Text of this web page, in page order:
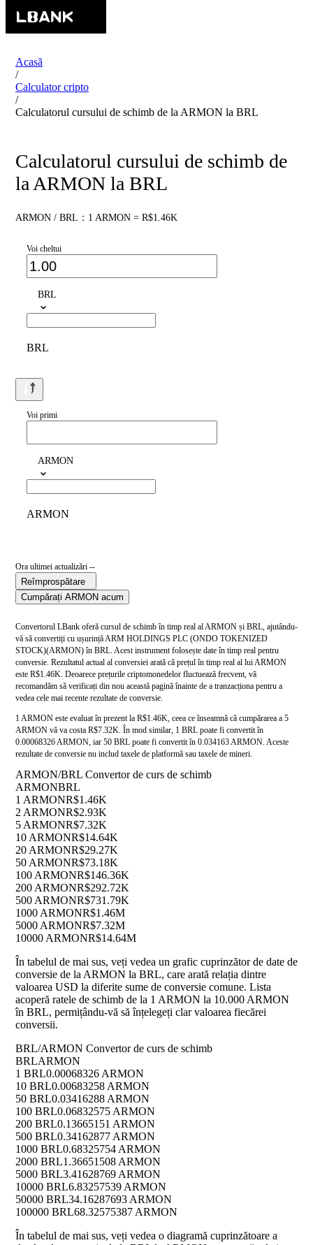
Acasă
/
Calculator cripto
/
Calculatorul cursului de schimb de la ARMON la BRL
Calculatorul cursului de schimb de
la ARMON la BRL
ARMON / BRL：1 ARMON = R$1.46K
Voi cheltui
BRL
BRL
Voi primi
ARMON
ARMON
Ora ultimei actualizări --
Reîmprospătare
Cumpărați ARMON acum
Convertorul LBank oferă cursul de schimb în timp real al ARMON și BRL, ajutându-
vă să convertiți cu ușurință ARM HOLDINGS PLC (ONDO TOKENIZED
STOCK)(ARMON) în BRL. Acest instrument folosește date în timp real pentru
conversie. Rezultatul actual al conversiei arată că prețul în timp real al lui ARMON
este R$1.46K. Deoarece prețurile criptomonedelor fluctuează frecvent, vă
recomandăm să verificați din nou această pagină înainte de a tranzacționa pentru a
vedea cele mai recente rezultate de conversie.
1 ARMON este evaluat în prezent la R$1.46K, ceea ce înseamnă că cumpărarea a 5
ARMON vă va costa R$7.32K. În mod similar, 1 BRL poate fi convertit în
0.00068326 ARMON, iar 50 BRL poate fi convertit în 0.034163 ARMON. Aceste
rezultate de conversie nu includ taxele de platformă sau taxele de mineri.
ARMON/BRL Convertor de curs de schimb
ARMONBRL
1 ARMONR$1.46K
2 ARMONR$2.93K
5 ARMONR$7.32K
10 ARMONR$14.64K
20 ARMONR$29.27K
50 ARMONR$73.18K
100 ARMONR$146.36K
200 ARMONR$292.72K
500 ARMONR$731.79K
1000 ARMONR$1.46M
5000 ARMONR$7.32M
10000 ARMONR$14.64M
În tabelul de mai sus, veți vedea un grafic cuprinzător de date de
conversie de la ARMON la BRL, care arată relația dintre
valoarea USD la diferite sume de conversie comune. Lista
acoperă ratele de schimb de la 1 ARMON la 10.000 ARMON
în BRL, permițându-vă să înțelegeți clar valoarea fiecărei
conversii.
BRL/ARMON Convertor de curs de schimb
BRLARMON
1 BRL0.00068326 ARMON
10 BRL0.00683258 ARMON
50 BRL0.03416288 ARMON
100 BRL0.06832575 ARMON
200 BRL0.13665151 ARMON
500 BRL0.34162877 ARMON
1000 BRL0.68325754 ARMON
2000 BRL1.36651508 ARMON
5000 BRL3.41628769 ARMON
10000 BRL6.83257539 ARMON
50000 BRL34.16287693 ARMON
100000 BRL68.32575387 ARMON
În tabelul de mai sus, veți vedea o diagramă cuprinzătoare a